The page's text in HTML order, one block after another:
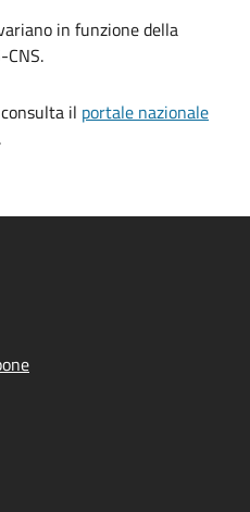
in funzione della
il portale nazionale
.